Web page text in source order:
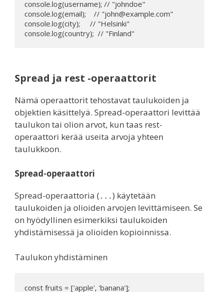
console.log(username); // "johndoe"
console.log(email);    // "john@example.com"
console.log(city);     // "Helsinki"
console.log(country);  // "Finland"
Spread ja rest -operaattorit
Nämä operaattorit tehostavat taulukoiden ja
objektien käsittelyä. Spread-operaattori levittää
taulukon tai olion arvot, kun taas rest-
operaattori kerää useita arvoja yhteen
taulukkoon.
Spread-operaattori
Spread-operaattoria (...) käytetään
taulukoiden ja olioiden arvojen levittämiseen. Se
on hyödyllinen esimerkiksi taulukoiden
yhdistämisessä ja olioiden kopioinnissa.
Taulukon yhdistäminen
const fruits = ['apple', 'banana'];